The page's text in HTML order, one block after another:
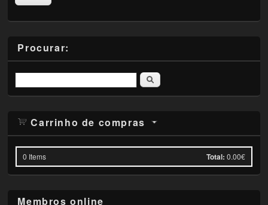
Procurar:
Pesquisar
Carrinho de compras
0 Items Total: 0.00€
Membros online